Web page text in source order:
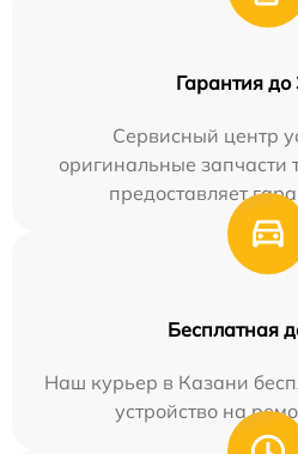
Гарантия до
Сервисный центр
оригинальные запчасти
предоставляет
Бесплатная
Наш курьер в Казани
устройство на